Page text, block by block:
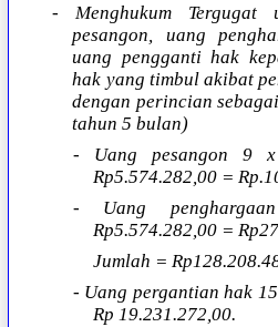
- Menghukum Tergugat
pesangon, uang
uang pengganti hak
hak yang timbul akibat
dengan perincian
tahun 5 bulan)
- Uang pesangon 9
Rp5.574.282,00 =
- Uang
Rp5.574.282,00 =
Jumlah =
- Uang pergantian hak
Rp 19.231.272,00.